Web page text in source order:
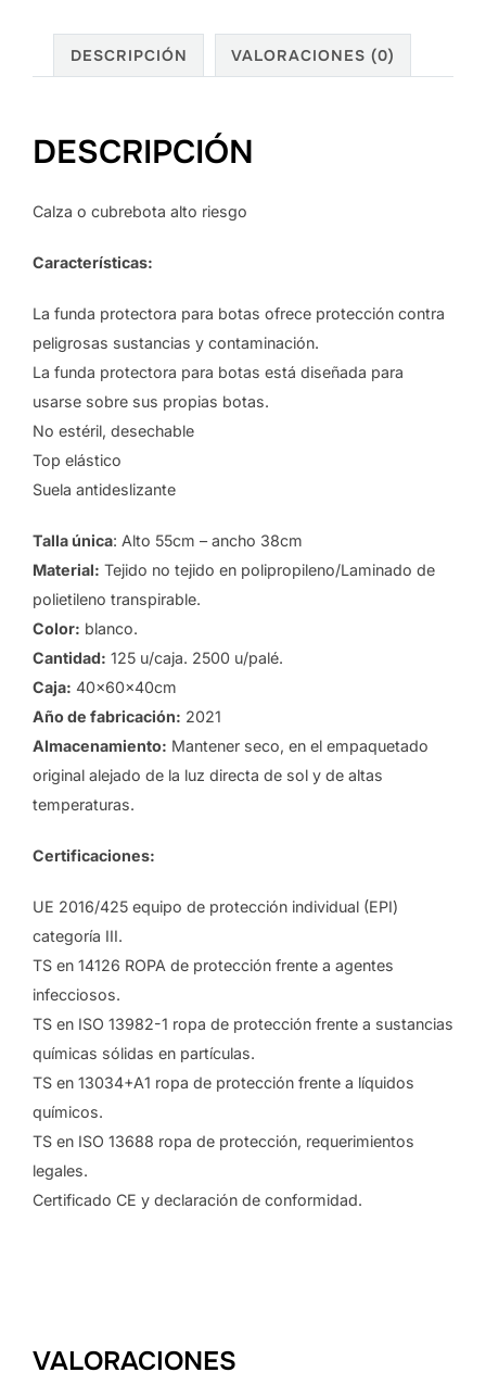
DESCRIPCIÓN VALORACIONES (0)
DESCRIPCIÓN
Calza o cubrebota alto riesgo
Características:
La funda protectora para botas ofrece protección contra
peligrosas sustancias y contaminación.
La funda protectora para botas está diseñada para
usarse sobre sus propias botas.
No estéril, desechable
Top elástico
Suela antideslizante
Talla única: Alto 55cm – ancho 38cm
Material: Tejido no tejido en polipropileno/Laminado de
polietileno transpirable.
Color: blanco.
Cantidad: 125 u/caja. 2500 u/palé.
Caja: 40x60x40cm
Año de fabricación: 2021
Almacenamiento: Mantener seco, en el empaquetado
original alejado de la luz directa de sol y de altas
temperaturas.
Certificaciones:
UE 2016/425 equipo de protección individual (EPI)
categoría III.
TS en 14126 ROPA de protección frente a agentes
infecciosos.
TS en ISO 13982-1 ropa de protección frente a sustancias
químicas sólidas en partículas.
TS en 13034+A1 ropa de protección frente a líquidos
químicos.
TS en ISO 13688 ropa de protección, requerimientos
legales.
Certificado CE y declaración de conformidad.
VALORACIONES